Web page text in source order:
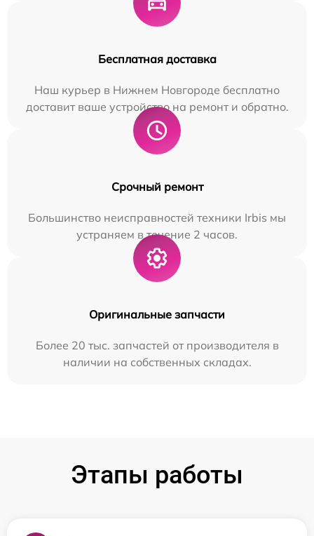
Бесплатная доставка
Наш курьер в Нижнем Новгороде бесплатно
доставит ваше устройство на ремонт и обратно.
Срочный ремонт
Большинство неисправностей техники Irbis мы
устраняем в течение 2 часов.
Оригинальные запчасти
Более 20 тыс. запчастей от производителя в
наличии на собственных складах.
Этапы работы